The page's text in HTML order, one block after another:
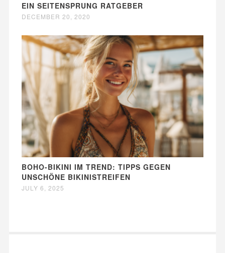
EIN SEITENSPRUNG RATGEBER
DECEMBER 20, 2020
BOHO-BIKINI IM TREND: TIPPS GEGEN
UNSCHÖNE BIKINISTREIFEN
JULY 6, 2025